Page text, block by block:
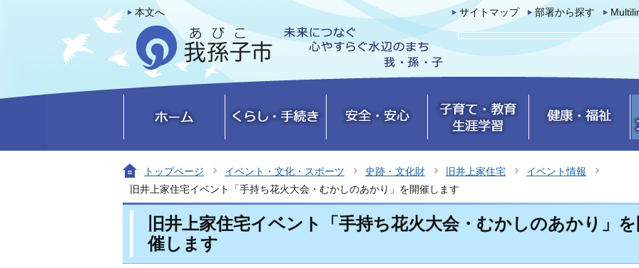
本文へ サイトマップ 部署から探す
トップページ イベント・文化・スポーツ 史跡・文化財 旧井上家住宅
イベント情報
旧井上家住宅イベント「手持ち花火大会・むかしのあかり」を開催します
旧井上家住宅イベント「手持ち花火大会・むかしのあかり」
催します